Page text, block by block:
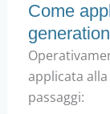
Come
generation
applicata
passaggi: